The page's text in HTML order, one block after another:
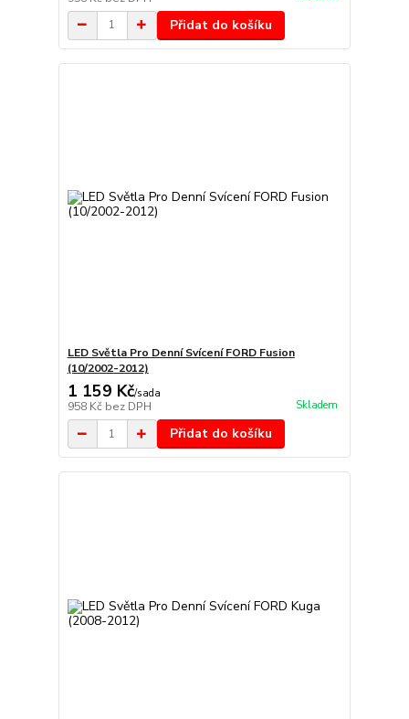
Přidat do košíku
LED Světla Pro Denní Svícení FORD Fusion
(10/2002-2012)
1 159 Kč/sada
958 Kč bez DPH Skladem
Přidat do košíku